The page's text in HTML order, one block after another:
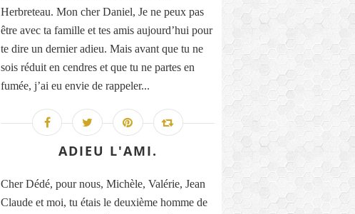
Herbreteau. Mon cher Daniel, Je ne peux pas
être avec ta famille et tes amis aujourd’hui pour
te dire un dernier adieu. Mais avant que tu ne
sois réduit en cendres et que tu ne partes en
fumée, j’ai eu envie de rappeler...
ADIEU L'AMI.
Cher Dédé, pour nous, Michèle, Valérie, Jean
Claude et moi, tu étais le deuxième homme de